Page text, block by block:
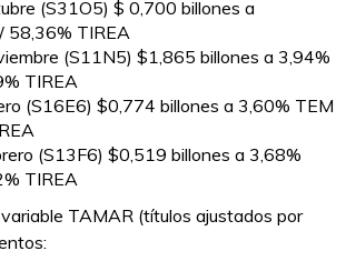
(S31O5) $ 0,700 billones a
58,36% TIREA
(S11N5) $1,865 billones a 3,94%
TIREA
(S16E6) $0,774 billones a 3,60% TEM
(S13F6) $0,519 billones a 3,68%
TIREA
TAMAR (títulos ajustados por